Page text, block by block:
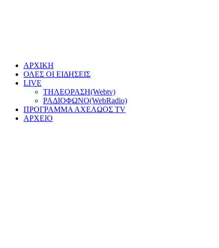
ΑΡΧΙΚΗ
ΟΛΕΣ ΟΙ ΕΙΔΗΣΕΙΣ
LIVE
ΤΗΛΕΟΡΑΣΗ(Webtv)
ΡΑΔΙΟΦΩΝΟ(WebRadio)
ΠΡΟΓΡΑΜΜΑ ΑΧΕΛΩΟΣ TV
ΑΡΧΕΙΟ